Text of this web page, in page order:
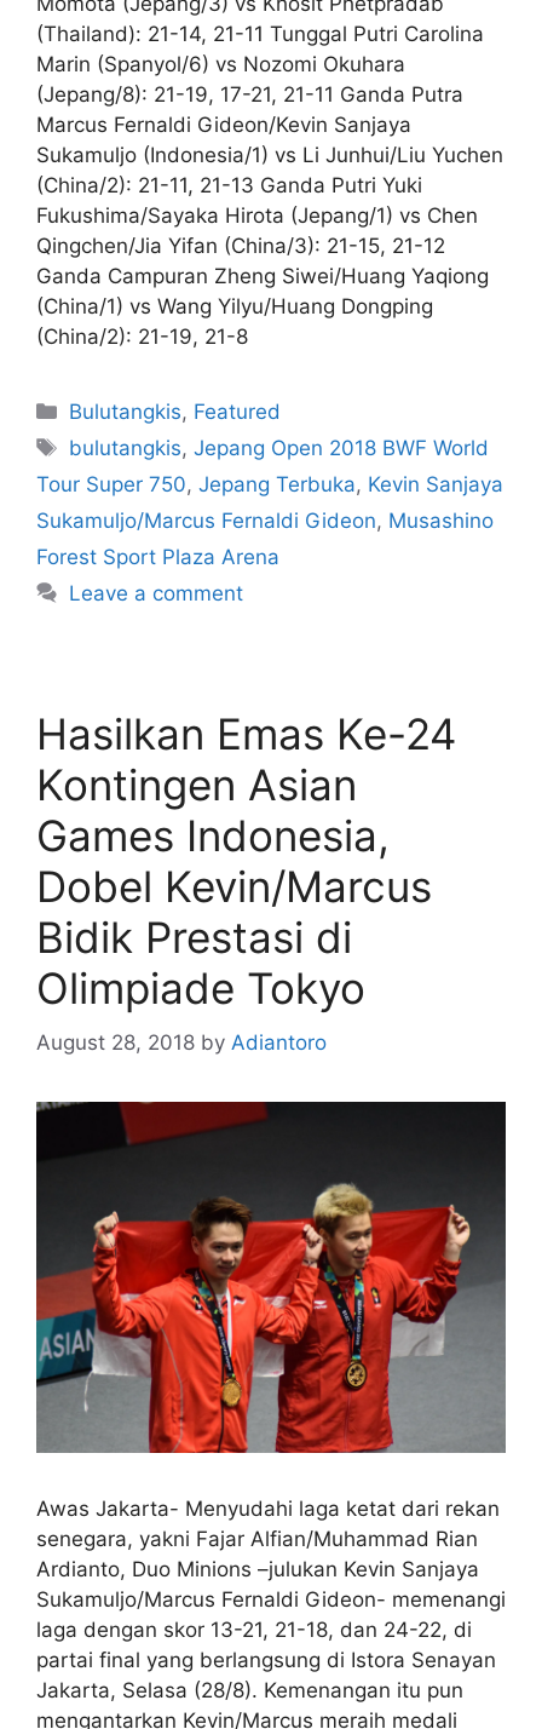
(Thailand): 21-14, 21-11 Tunggal Putri Carolina
Marin (Spanyol/6) vs Nozomi Okuhara
(Jepang/8): 21-19, 17-21, 21-11 Ganda Putra
Marcus Fernaldi Gideon/Kevin Sanjaya
Sukamuljo (Indonesia/1) vs Li Junhui/Liu Yuchen
(China/2): 21-11, 21-13 Ganda Putri Yuki
Fukushima/Sayaka Hirota (Jepang/1) vs Chen
Qingchen/Jia Yifan (China/3): 21-15, 21-12
Ganda Campuran Zheng Siwei/Huang Yaqiong
(China/1) vs Wang Yilyu/Huang Dongping
(China/2): 21-19, 21-8
Bulutangkis, Featured
bulutangkis,Jepang Open 2018 BWF World
Tour Super 750, Jepang Terbuka, Kevin Sanjaya
Sukamuljo/Marcus Fernaldi Gideon, Musashino
Forest Sport Plaza Arena
Leave a comment
Hasilkan Emas Ke-24
Kontingen Asian
Games Indonesia,
Dobel Kevin/Marcus
Bidik Prestasi di
Olimpiade Tokyo
August 28, 2018 by Adiantoro
Awas Jakarta- Menyudahi laga ketat dari rekan
senegara, yakni Fajar Alfian/Muhammad Rian
Ardianto, Duo Minions –julukan Kevin Sanjaya
Sukamuljo/Marcus Fernaldi Gideon- memenangi
laga dengan skor 13-21, 21-18, dan 24-22, di
partai final yang berlangsung di Istora Senayan
Jakarta, Selasa (28/8). Kemenangan itu pun
mengantarkan Kevin/Marcus meraih medali